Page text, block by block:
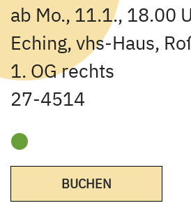
ab Mo., 11.1., 18.00
Eching, vhs-Haus,
1. OG rechts
27-4514
BUCHEN